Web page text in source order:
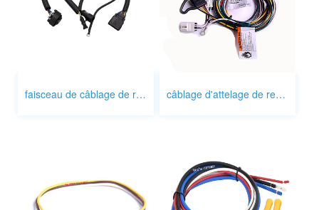
faisceau de câblage de remorquage câblage d'attelage de remorquage